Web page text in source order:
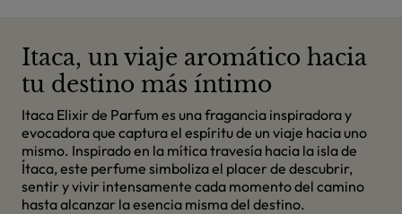
Itaca, un viaje aromático hacia
tu destino más íntimo
Itaca Elixir de Parfum es una fragancia inspiradora y
evocadora que captura el espíritu de un viaje hacia uno
mismo. Inspirado en la mítica travesía hacia la isla de
Ítaca, este perfume simboliza el placer de descubrir,
sentir y vivir intensamente cada momento del camino
hasta alcanzar la esencia misma del destino.